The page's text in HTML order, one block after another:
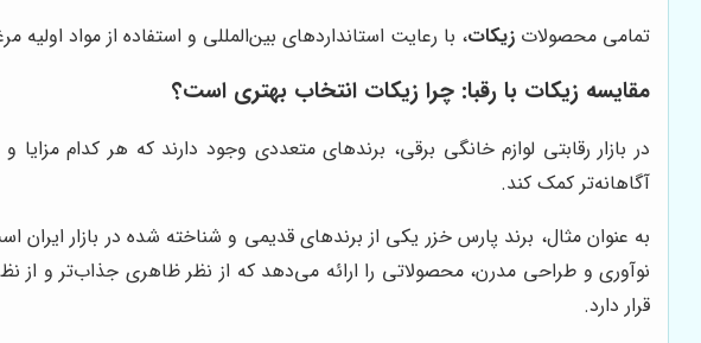
تمامی محصولات زیکات، با رعایت استانداردهای بین‌المللی و استفاده از مواد
مقایسه زیکات با رقبا: چرا زیکات انتخاب بهتری است؟
در بازار رقابتی لوازم خانگی برقی، برندهای متعددی وجود دارند که هر کدام
آگاهانه‌تر کمک کند.
به عنوان مثال، برند پارس خزر یکی از برندهای قدیمی و شناخته شده در بازار
نوآوری و طراحی مدرن، محصولاتی را ارائه می‌دهد که از نظر ظاهری جذاب‌تر و از
قرار دارد.